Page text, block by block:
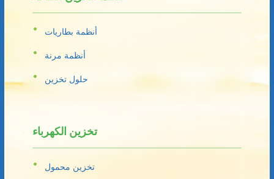
أنظمة بطاريات
أنظمة مرنة
حلول تخزين
تخزين الكهرباء
تخزين محمول